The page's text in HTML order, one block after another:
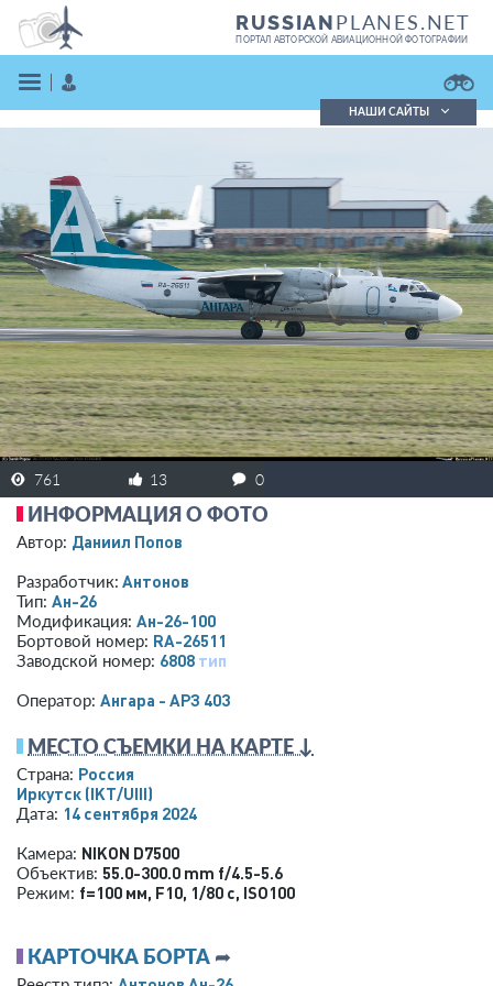
RUSSIANPLANES.NET
ПОРТАЛ АВТОРСКОЙ АВИАЦИОННОЙ ФОТОГРАФИИ
ВОЙТИ
ЗАРЕГИСТРИРОВАТЬСЯ
Поиск в реестре
Кратко
Подробно
НАШИ САЙТЫ
761 13 0
ИНФОРМАЦИЯ О ФОТО
Автор: Даниил Попов
Разработчик: Антонов
Тип: Ан-26
Модификация: Ан-26-100
Бортовой номер: RA-26511
Заводской номер: 6808 тип
Оператор: Ангара - АРЗ 403
МЕСТО СЪЕМКИ НА КАРТЕ ↓
Страна: Россия
Иркутск (IKT/UIII)
Дата: 14 сентября 2024
Камера: NIKON D7500
Объектив: 55.0-300.0 mm f/4.5-5.6
Режим: f=100 мм, F10, 1/80 с, ISO100
КАРТОЧКА БОРТА ➦